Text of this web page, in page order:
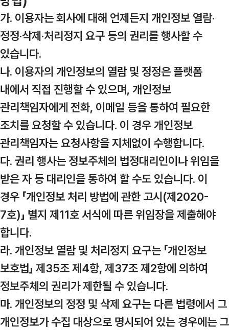
가. 이용자는 회사에 대해 언제든지 개인정보 열람·
정정·삭제·처리정지 요구 등의 권리를 행사할 수
있습니다.
나. 이용자의 개인정보의 열람 및 정정은 플랫폼
내에서 직접 진행할 수 있으며, 개인정보
관리책임자에게 전화, 이메일 등을 통하여 필요한
조치를 요청할 수 있습니다. 이 경우 개인정보
관리책임자는 요청사항을 지체없이 수행합니다.
다. 권리 행사는 정보주체의 법정대리인이나 위임을
받은 자 등 대리인을 통하여 할 수도 있습니다. 이
경우 「개인정보 처리 방법에 관한 고시(제2020-
7호)」 별지 제11호 서식에 따른 위임장을 제출해야
합니다.
라. 개인정보 열람 및 처리정지 요구는 「개인정보
보호법」 제35조 제4항, 제37조 제2항에 의하여
정보주체의 권리가 제한될 수 있습니다.
마. 개인정보의 정정 및 삭제 요구는 다른 법령에서 그
개인정보가 수집 대상으로 명시되어 있는 경우에는 그